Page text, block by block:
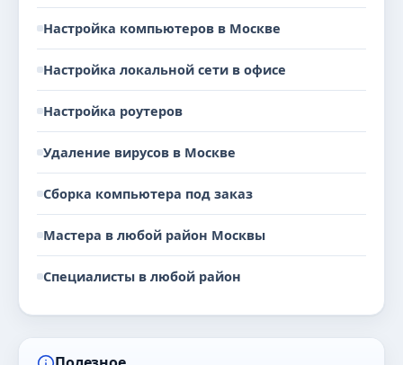
Настройка компьютеров в Москве
Настройка локальной сети в офисе
Настройка роутеров
Удаление вирусов в Москве
Сборка компьютера под заказ
Мастера в любой район Москвы
Специалисты в любой район